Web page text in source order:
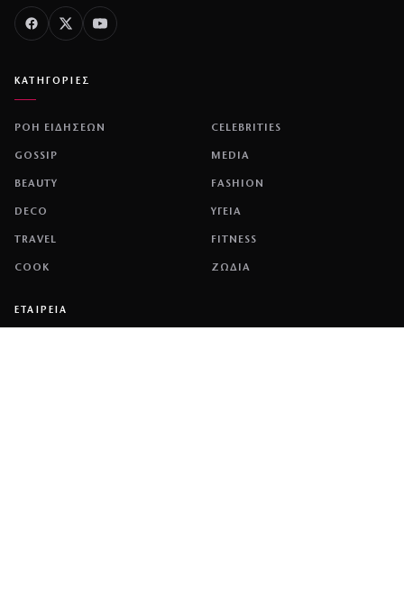
ΚΑΤΗΓΟΡΙΕΣ
ΡΟΗ ΕΙΔΗΣΕΩΝ CELEBRITIES
GOSSIP MEDIA
BEAUTY FASHION
DECO ΥΓΕΙΑ
TRAVEL FITNESS
COOK ΖΩΔΙΑ
ΕΤΑΙΡΕΙΑ